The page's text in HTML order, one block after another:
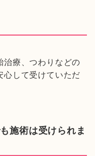
治療、つわりなどの
心して受けていただ
施術は受けられま